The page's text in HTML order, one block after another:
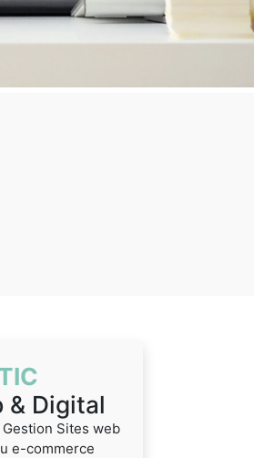
& Digital
Sites web
e-commerce